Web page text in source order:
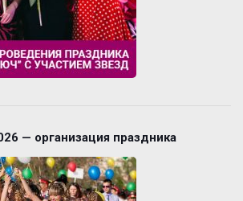
— организация праздника